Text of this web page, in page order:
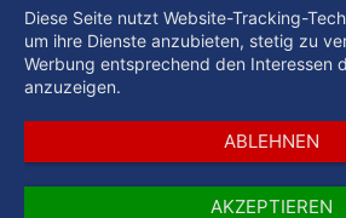
Diese Seite nutzt Website-Tracking-
um ihre Dienste anzubieten, stetig zu
Werbung entsprechend den Interessen
anzuzeigen.
ABLEHNEN
AKZEPTIEREN